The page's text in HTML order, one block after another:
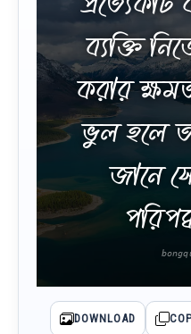
ব্যক্তি
করার
ভুল হলে
জানে
DOWNLOAD